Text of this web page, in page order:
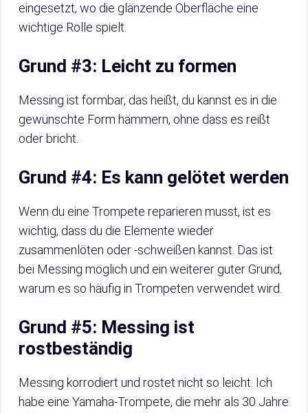
eingesetzt, wo die glänzende Oberfläche eine
wichtige Rolle spielt.
Grund #3: Leicht zu formen
Messing ist formbar, das heißt, du kannst es in die
gewünschte Form hämmern, ohne dass es reißt
oder bricht.
Grund #4: Es kann gelötet werden
Wenn du eine Trompete reparieren musst, ist es
wichtig, dass du die Elemente wieder
zusammenlöten oder -schweißen kannst. Das ist
bei Messing möglich und ein weiterer guter Grund,
warum es so häufig in Trompeten verwendet wird.
Grund #5: Messing ist
rostbeständig
Messing korrodiert und rostet nicht so leicht. Ich
habe eine Yamaha-Trompete, die mehr als 30 Jahre